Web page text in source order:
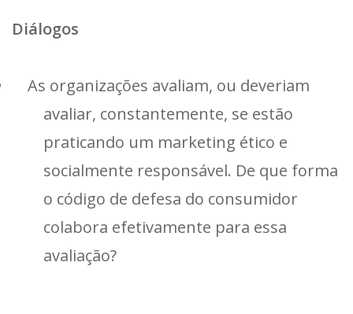
Diálogos
As organizações avaliam, ou deveriam
avaliar, constantemente, se estão
praticando um marketing ético e
socialmente responsável. De que forma
o código de defesa do consumidor
colabora efetivamente para essa
avaliação?